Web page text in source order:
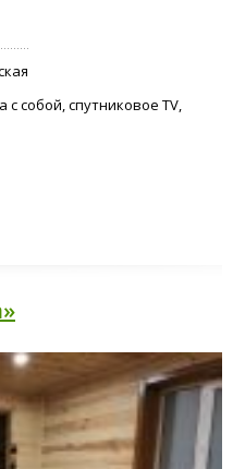
с собой, спутниковое TV,